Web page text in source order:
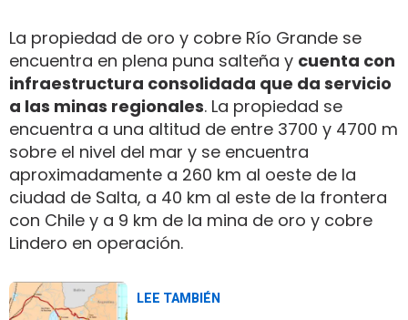
La propiedad de oro y cobre Río Grande se
encuentra en plena puna salteña y cuenta con
infraestructura consolidada que da servicio
a las minas regionales. La propiedad se
encuentra a una altitud de entre 3700 y 4700 m
sobre el nivel del mar y se encuentra
aproximadamente a 260 km al oeste de la
ciudad de Salta, a 40 km al este de la frontera
con Chile y a 9 km de la mina de oro y cobre
Lindero en operación.
LEE TAMBIÉN